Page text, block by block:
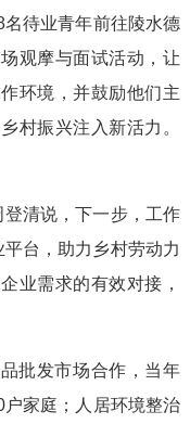
待业青年前往陵水德
观摩与面试活动，让
环境，并鼓励他们主
村振兴注入新活力。
登清说，下一步，工作
平台，助力乡村劳动力
业需求的有效对接，
批发市场合作，当年
家庭；人居环境整治